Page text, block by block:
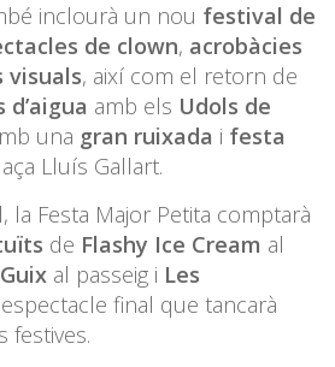
inclourà un nou festival de
de clown, acrobàcies
visuals, així com el retorn de
d’aigua amb els Udols de
una gran ruixada i festa
Lluís Gallart.
la Festa Major Petita comptarà
de Flashy Ice Cream al
al passeig i Les
final que tancarà
festives.